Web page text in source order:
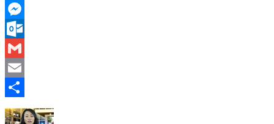
WhatsApp
Messenger
Outlook.com
Gmail
Email
Compartir